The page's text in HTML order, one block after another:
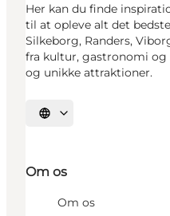
Her kan du finde
til at opleve alt det
Silkeborg, Randers,
fra kultur, gastronomi
og unikke attraktioner.
Vælg sprog
Om os
Om os